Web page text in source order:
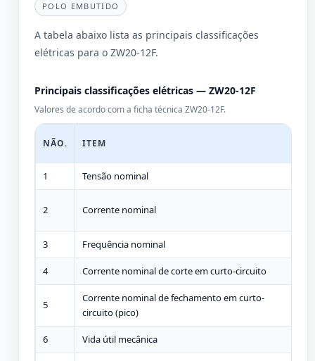
POLO EMBUTIDO
A tabela abaixo lista as principais classificações
elétricas para o ZW20-12F.
Principais classificações elétricas — ZW20-12F
Valores de acordo com a ficha técnica ZW20-12F.
NÃO. ITEM
1 Tensão nominal
2 Corrente nominal
3 Frequência nominal
4 Corrente nominal de corte em curto-circuito
5
Corrente nominal de fechamento em curto-
circuito (pico)
6 Vida útil mecânica